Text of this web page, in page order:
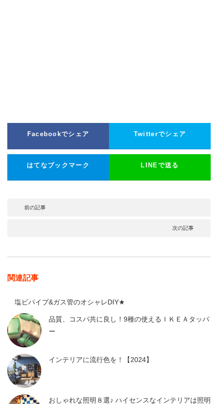
Facebookでシェア Twitterでシェア
はてなブックマーク LINEで送る
前の記事
次の記事
関連記事
塩ビパイプ&ガス管のオシャレDIY★
品質、コスパ共に良し！9種の使えるＩＫＥＡタッパ
ー
インテリアに流行色を！【2024】
おしゃれな照明８選♪ ハイセンスなインテリアは照明